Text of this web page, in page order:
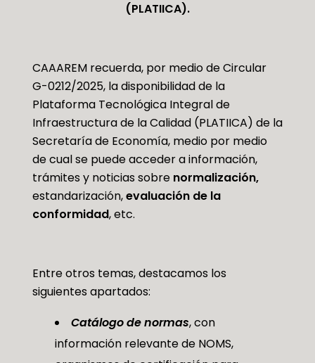
(PLATIICA).
CAAAREM recuerda, por medio de Circular
G-0212/2025, la disponibilidad de la
Plataforma Tecnológica Integral de
Infraestructura de la Calidad (PLATIICA) de la
Secretaría de Economía, medio por medio
de cual se puede acceder a información,
trámites y noticias sobre normalización,
estandarización,evaluación de la
conformidad, etc.
Entre otros temas, destacamos los
siguientes apartados:
Catálogo de normas, con
información relevante de NOMS,